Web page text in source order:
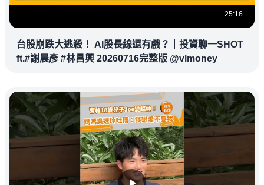
25:16
台股崩跌大逃殺！ AI股長線還有戲？｜投資聊一SHOT
ft.#謝晨彥 #林昌興 20260716完整版 @vlmoney